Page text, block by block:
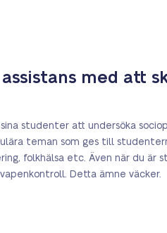
med att
studenter att undersöka
teman som ges till
folkhälsa etc. Även när du
Detta ämne väcker.